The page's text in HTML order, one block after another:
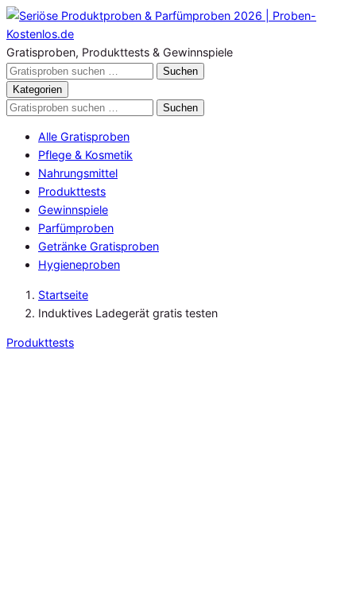
Zum
Inhalt
springen
Gratisproben, Produkttests & Gewinnspiele
Gratisproben
durchsuchen
Suchen
Kategorien
Gratisproben
Suchen
Alle Gratisproben
Pflege & Kosmetik
Nahrungsmittel
Produkttests
Gewinnspiele
Parfümproben
Getränke Gratisproben
Hygieneproben
Startseite
Induktives Ladegerät gratis testen
Produkttests